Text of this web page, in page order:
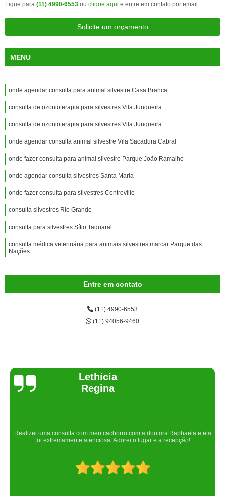
Ligue para (11) 4990-6553 ou clique aqui e entre em contato por email.
Solicite um orçamento
MENU
onde agendar consulta para animal silvestre Casa Branca
consulta de ozonioterapia para silvestres Vila Junqueira
consulta de ozonioterapia para silvestres Vila Junqueira
onde agendar consulta animal silvestre Vila Sacadura Cabral
onde fazer consulta para animal silvestre Parque João Ramalho
onde agendar consulta silvestres Santa Maria
onde fazer consulta para silvestres Centreville
consulta silvestres Rio Grande
consulta para silvestres Sítio Taquaral
consulta médica veterinária para animais silvestres marcar Parque das
Nações
Entre em contato
(11) 4990-6553
(11) 94056-9460
Joelma Lilian
Um lugar maravilhoso. Sempre serei grata pelo que fizeram por nós!